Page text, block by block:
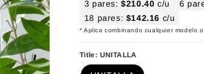
3 pares:$210.40 c/u 6
18 pares: $142.16 c/u
* Aplica combinando cualquier modelo
Title: UNITALLA